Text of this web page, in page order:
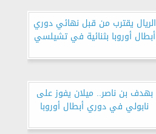
الريال يقترب من قبل نهائي دوري
أبطال أوروبا بثنائية في تشيلسي
بهدف بن ناصر.. ميلان يفوز على
نابولي في دوري أبطال أوروبا